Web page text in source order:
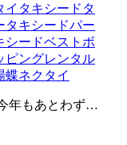
イ タキシード タ
タキシードパー
シードベスト ボ
ピングレンタル
蝶ネクタイ
年もあとわず…